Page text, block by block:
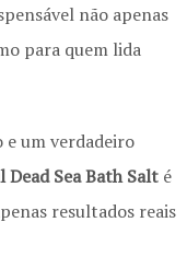
não apenas
para quem lida
e um verdadeiro
Dead Sea Bath Salté
resultados reais